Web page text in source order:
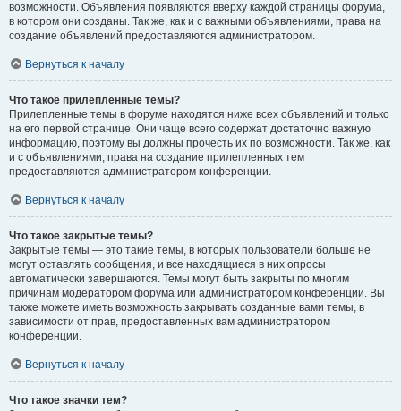
возможности. Объявления появляются вверху каждой страницы форума,
в котором они созданы. Так же, как и с важными объявлениями, права на
создание объявлений предоставляются администратором.
Вернуться к началу
Что такое прилепленные темы?
Прилепленные темы в форуме находятся ниже всех объявлений и только
на его первой странице. Они чаще всего содержат достаточно важную
информацию, поэтому вы должны прочесть их по возможности. Так же, как
и с объявлениями, права на создание прилепленных тем
предоставляются администратором конференции.
Вернуться к началу
Что такое закрытые темы?
Закрытые темы — это такие темы, в которых пользователи больше не
могут оставлять сообщения, и все находящиеся в них опросы
автоматически завершаются. Темы могут быть закрыты по многим
причинам модератором форума или администратором конференции. Вы
также можете иметь возможность закрывать созданные вами темы, в
зависимости от прав, предоставленных вам администратором
конференции.
Вернуться к началу
Что такое значки тем?